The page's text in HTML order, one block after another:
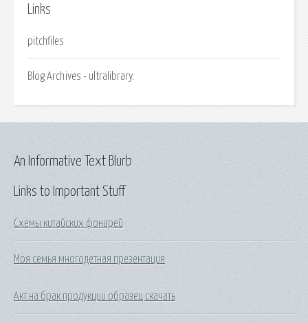
Links
pitchfiles
Blog Archives - ultralibrary.
Links to Important Stuff
Схемы китайских фонарей
Моя семья многодетная презентация
Акт на брак продукции образец скачать
An Informative Text Blurb